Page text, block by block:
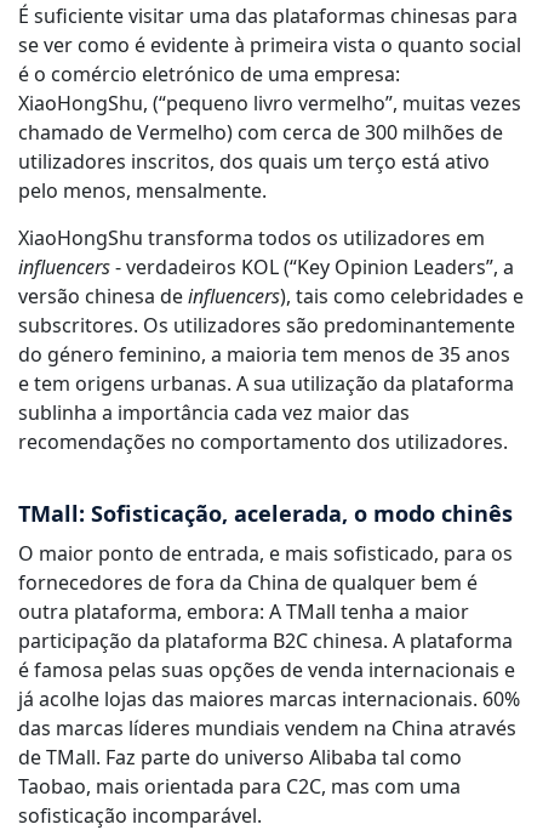
É suficiente visitar uma das plataformas chinesas para
se ver como é evidente à primeira vista o quanto social
é o comércio eletrónico de uma empresa:
XiaoHongShu, (“pequeno livro vermelho”, muitas vezes
chamado de Vermelho) com cerca de 300 milhões de
utilizadores inscritos, dos quais um terço está ativo
pelo menos, mensalmente.
XiaoHongShu transforma todos os utilizadores em
influencers- verdadeiros KOL (“Key Opinion Leaders”, a
versão chinesa deinfluencers), tais como celebridades e
subscritores. Os utilizadores são predominantemente
do género feminino, a maioria tem menos de 35 anos
e tem origens urbanas. A sua utilização da plataforma
sublinha a importância cada vez maior das
recomendações no comportamento dos utilizadores.
TMall: Sofisticação, acelerada, o modo chinês
O maior ponto de entrada, e mais sofisticado, para os
fornecedores de fora da China de qualquer bem é
outra plataforma, embora: A TMall tenha a maior
participação da plataforma B2C chinesa. A plataforma
é famosa pelas suas opções de venda internacionais e
já acolhe lojas das maiores marcas internacionais. 60%
das marcas líderes mundiais vendem na China através
de TMall. Faz parte do universo Alibaba tal como
Taobao, mais orientada para C2C, mas com uma
sofisticação incomparável.